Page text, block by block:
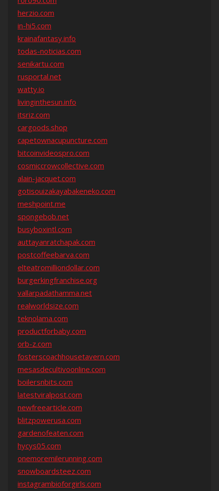
herzio.com
in-hi5.com
krainafantasy.info
todas-noticias.com
senikartu.com
rusportal.net
watty.io
livinginthesun.info
itsriz.com
cargoods.shop
capetownacupuncture.com
bitcoinvideospro.com
cosmiccrowcollective.com
alain-jacquet.com
gotisouizakayabakeneko.com
meshpoint.me
spongebob.net
busyboxintl.com
auttayanratchapak.com
postcoffeebarva.com
elteatromilliondollar.com
burgerkingfranchise.org
vallarpadathamma.net
realworldsize.com
teknolama.com
productforbaby.com
orb-z.com
fosterscoachhousetavern.com
mesasdecultivoonline.com
boilersnbits.com
latestviralpost.com
newfreearticle.com
blitzpowerusa.com
gardenofeaten.com
hycys05.com
onemoremilerunning.com
snowboardsteez.com
instagrambioforgirls.com